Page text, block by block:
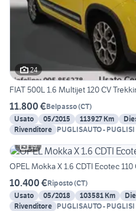
24
FIAT 500L 1.6 Multijet 120 CV
11.800 €Belpasso(CT)
Usato
05/2015 113927 Km
Rivenditore
19
OPEL Mokka X 1.6 CDTI Ecotec
10.400 €Riposto(CT)
Usato
05/2018 103581 Km
Rivenditore